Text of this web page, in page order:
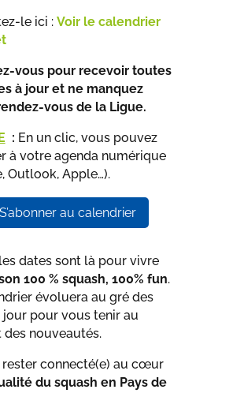
le ici : Voir le calendrier
vous pour recevoir toutes
à jour et ne manquez
vous de la Ligue.
: En un clic, vous pouvez
à votre agenda numérique
Outlook, Apple…).
S’abonner au calendrier
dates sont là pour vivre
100 % squash, 100% fun.
évoluera au gré des
jour pour vous tenir au
nouveautés.
rester connecté(e) au cœur
du squash en Pays de